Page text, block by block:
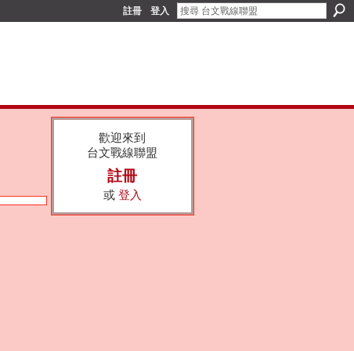
註冊 登入
歡迎來到
台文戰線聯盟
註冊
或 登入